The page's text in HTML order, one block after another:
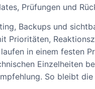
Prüfungen und
Backups und
Prioritäten,
in einem festen
Einzelheiten
So bleibt